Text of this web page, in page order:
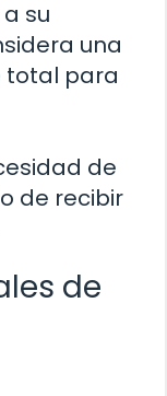
su
una
para
de
de recibir
de